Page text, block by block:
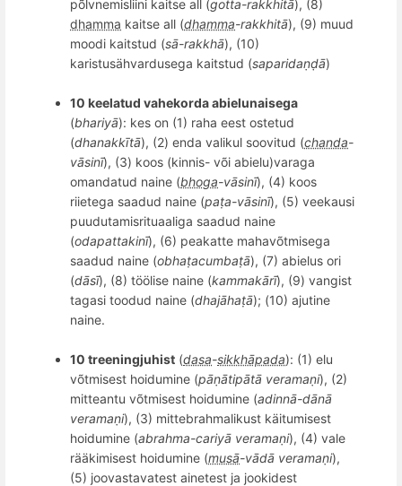
põlvnemisliini kaitse all (gotta-rakkhitā), (8)
dhamma kaitse all (dhamma-rakkhitā), (9) muud
moodi kaitstud (sā-rakkhā), (10)
karistusähvardusega kaitstud (saparidaṇḍā)
10 keelatud vahekorda abielunaisega
(bhariyā): kes on (1) raha eest ostetud
(dhanakkītā), (2) enda valikul soovitud (chanda-
vāsinī), (3) koos (kinnis- või abielu)varaga
omandatud naine (bhoga-vāsinī), (4) koos
riietega saadud naine (paṭa-vāsinī), (5) veekausi
puudutamisrituaaliga saadud naine
(odapattakinī), (6) peakatte mahavõtmisega
saadud naine (obhaṭacumbaṭā), (7) abielus ori
(dāsī), (8) töölise naine (kammakārī), (9) vangist
tagasi toodud naine (dhajāhaṭā); (10) ajutine
naine.
10 treeningjuhist (dasa-sikkhāpada): (1) elu
võtmisest hoidumine (pāṇātipātā veramaṇi), (2)
mitteantu võtmisest hoidumine (adinnā-dānā
veramaṇi), (3) mittebrahmalikust käitumisest
hoidumine (abrahma-cariyā veramaṇi), (4) vale
rääkimisest hoidumine (musā-vādā veramaṇi),
(5) joovastavatest ainetest ja jookidest